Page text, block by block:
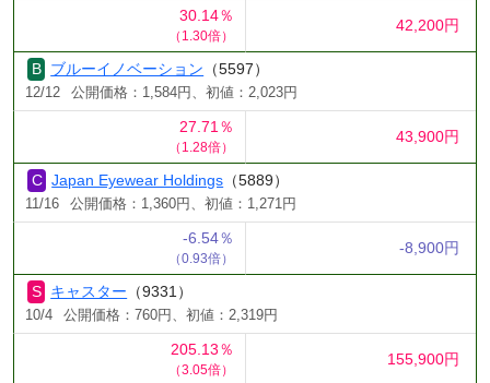
30.14％
（1.30倍）
42,200円
ブルーイノベーション （5597）
12/12 公開価格：1,584円、初値：2,023円
27.71％
（1.28倍）
43,900円
Japan Eyewear Holdings （5889）
11/16 公開価格：1,360円、初値：1,271円
-6.54％
（0.93倍）
-8,900円
キャスター （9331）
10/4 公開価格：760円、初値：2,319円
205.13％
（3.05倍）
155,900円